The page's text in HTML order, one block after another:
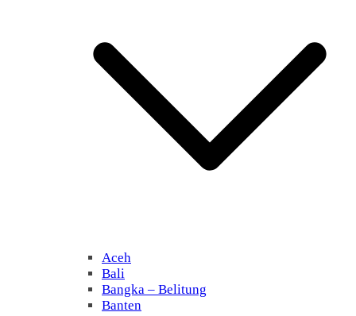
Aceh
Bali
Bangka – Belitung
Banten